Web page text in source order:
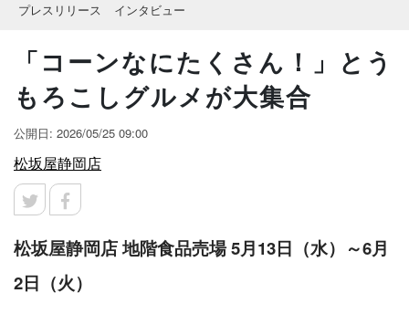
プレスリリース
インタビュー
「コーンなにたくさん！」とう
もろこしグルメが大集合
公開日: 2026/05/25 09:00
松坂屋静岡店
松坂屋静岡店 地階食品売場 5月13日（水）～6月
2日（火）